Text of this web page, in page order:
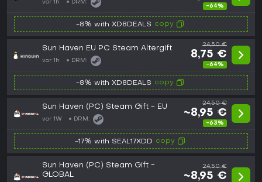
vor 1h DRM:
-64%
-8% with XD8DEALS copy
Sun Haven EU PC Steam Altergift
vor 1h DRM:
24,50 €
8,75 €
-64%
-8% with XD8DEALS copy
Sun Haven (PC) Steam Gift - EU
vor 1W DRM:
24,50 €
~8,95 €
-63%
-17% with SEAL17XDD copy
Sun Haven (PC) Steam Gift -
GLOBAL
24,50 €
~8,95 €